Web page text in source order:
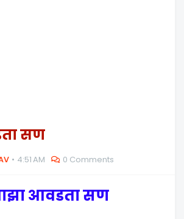
सण
4:51 AM 0 Comments
आवडता सण